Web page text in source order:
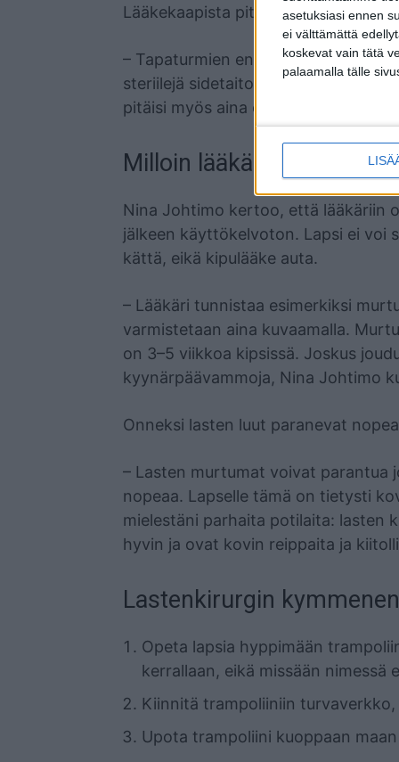
asetuksiasi ennen
ei välttämättä
koskevat vain tätä
palaamalla tälle
Lääkekaapista pitäisi löytyä
– Tapaturmien ensiapupakkaus
steriilejä sidetaitoksia ja sideharsoa
pitäisi myös aina olla kylmäpakkaus
Milloin lääkäriin?
Nina Johtimo kertoo, että lääkäriin
jälkeen käyttökelvoton. Lapsi ei voi
kättä, eikä kipulääke auta.
– Lääkäri tunnistaa esimerkiksi
varmistetaan aina kuvaamalla.
on 3–5 viikkoa kipsissä. Joskus
kyynärpäävammoja, Nina Johtimo
Onneksi lasten luut paranevat
– Lasten murtumat voivat parantua
nopeaa. Lapselle tämä on tietysti
mielestäni parhaita potilaita: lasten
hyvin ja ovat kovin reippaita ja
Lastenkirurgin
Opeta lapsia hyppimään
kerrallaan, eikä missään nimessä
Kiinnitä trampoliiniin
Upota trampoliini kuoppaan